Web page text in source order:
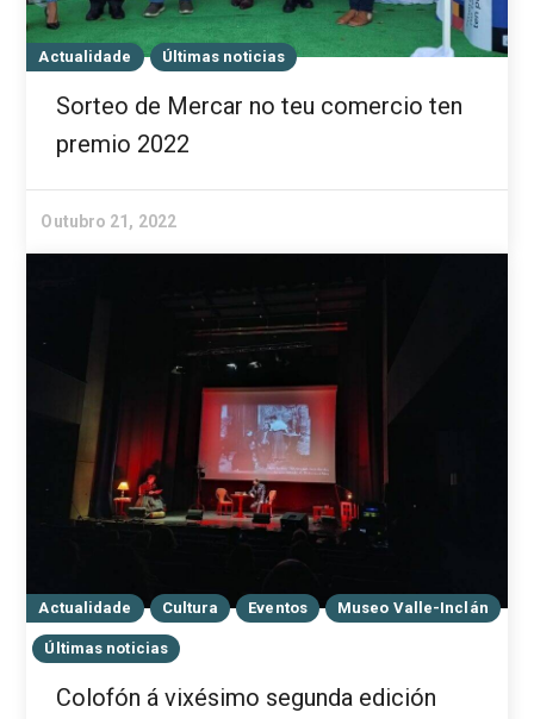
Actualidade Últimas noticias
Sorteo de Mercar no teu comercio ten
premio 2022
Outubro 21, 2022
Actualidade Cultura Eventos Museo Valle-Inclán
Últimas noticias
Colofón á vixésimo segunda edición